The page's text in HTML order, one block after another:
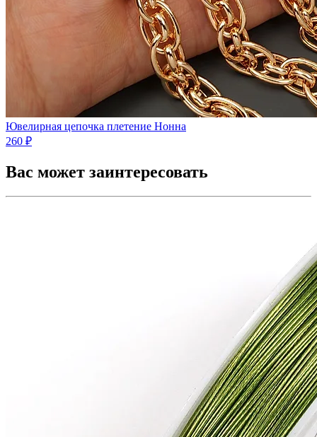
Ювелирная цепочка плетение Нонна
260 ₽
Вас может заинтересовать